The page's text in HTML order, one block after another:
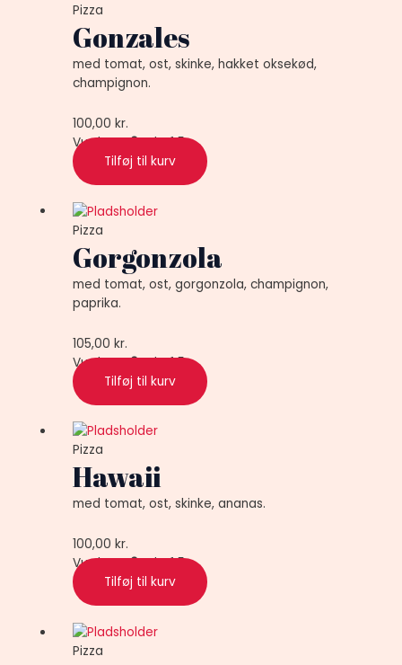
Pizza
Gonzales
med tomat, ost, skinke, hakket oksekød,
champignon.
100,00kr.
Vurderet0ud af 5
Tilføj til kurv
Pizza
Gorgonzola
med tomat, ost, gorgonzola, champignon,
paprika.
105,00kr.
Vurderet0ud af 5
Tilføj til kurv
Pizza
Hawaii
med tomat, ost, skinke, ananas.
100,00kr.
Vurderet0ud af 5
Tilføj til kurv
Pizza